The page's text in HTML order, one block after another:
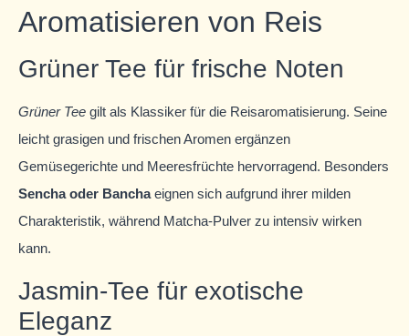
Aromatisieren von Reis
Grüner Tee für frische Noten
Grüner Tee gilt als Klassiker für die Reisaromatisierung. Seine
leicht grasigen und frischen Aromen ergänzen
Gemüsegerichte und Meeresfrüchte hervorragend. Besonders
Sencha oder Banchaeignen sich aufgrund ihrer milden
Charakteristik, während Matcha-Pulver zu intensiv wirken
kann.
Jasmin-Tee für exotische
Eleganz